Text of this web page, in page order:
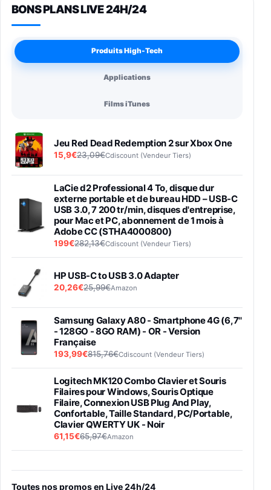
BONS PLANS LIVE 24H/24
Produits High-Tech
Applications
Films iTunes
Jeu Red Dead Redemption 2 sur Xbox One
15,9€23,09€Cdiscount (Vendeur Tiers)
LaCie d2 Professional 4 To, disque dur
externe portable et de bureau HDD – USB-C
USB 3.0, 7 200 tr/min, disques d'entreprise,
pour Mac et PC, abonnement de 1 mois à
Adobe CC (STHA4000800)
199€282,13€Cdiscount (Vendeur Tiers)
HP USB-C to USB 3.0 Adapter
20,26€25,99€Amazon
Samsung Galaxy A80 - Smartphone 4G (6,7''
- 128GO - 8GO RAM) - OR - Version
Française
193,99€815,76€Cdiscount (Vendeur Tiers)
Logitech MK120 Combo Clavier et Souris
Filaires pour Windows, Souris Optique
Filaire, Connexion USB Plug And Play,
Confortable, Taille Standard, PC/Portable,
Clavier QWERTY UK - Noir
61,15€65,97€Amazon
entraénement direct 3 vitesses (33-45-78
trs/min) avec pre-ampli intégré et port USB
Toutes nos promos en Live 24h/24